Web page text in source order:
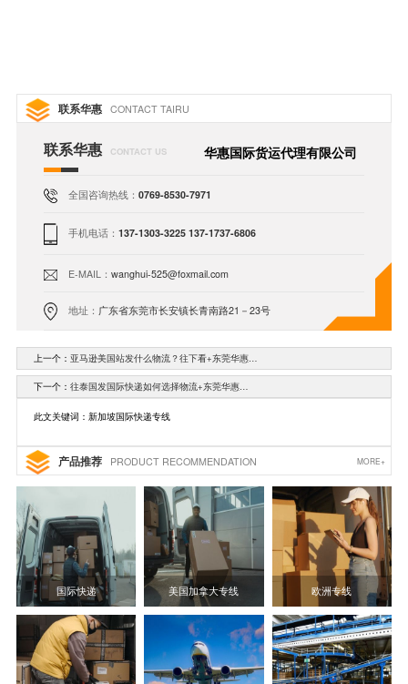
联系华惠 CONTACT TAIRU
联系华惠 CONTACT US 华惠国际货运代理有限公司
全国咨询热线：0769-8530-7971
手机电话：137-1303-3225 137-1737-6806
E-MAIL：wanghui-525@foxmail.com
地址： 广东省东莞市长安镇长青南路21－23号
上一个： 亚马逊美国站发什么物流？往下看+东莞华惠…
下一个： 往泰国发国际快递如何选择物流+东莞华惠…
此文关键词：新加坡国际快递专线
产品推荐 PRODUCT RECOMMENDATION MORE+
国际快递 美国加拿大专线 欧洲专线